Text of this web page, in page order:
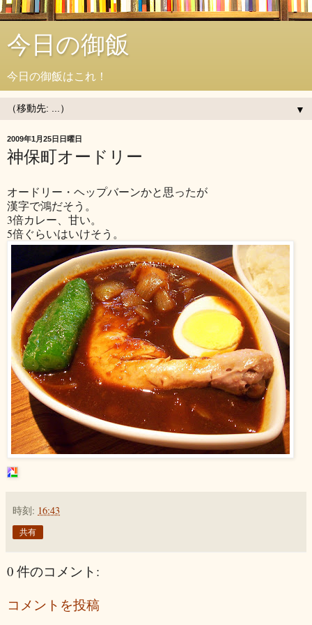
今日の御飯
今日の御飯はこれ！
▼
2009年1月25日日曜日
神保町オードリー
オードリー・ヘップバーンかと思ったが
漢字で鴻だそう。
3倍カレー、甘い。
5倍ぐらいはいけそう。
時刻: 16:43
共有
0 件のコメント:
コメントを投稿